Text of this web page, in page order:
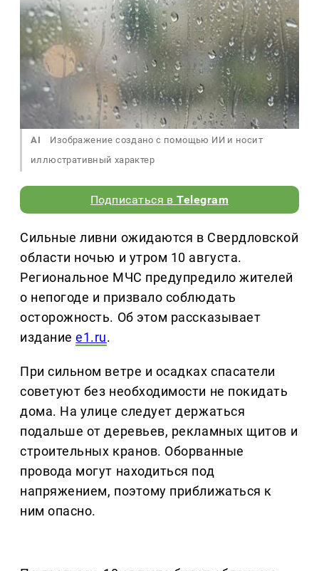
AI
Изображение создано с помощью ИИ и носит
иллюстративный характер
Подписаться вTelegram
Сильные ливни ожидаются в Свердловской
области ночью и утром 10 августа.
Региональное МЧС предупредило жителей
о непогоде и призвало соблюдать
осторожность. Об этом рассказывает
изданиеe1.ru.
При сильном ветре и осадках спасатели
советуют без необходимости не покидать
дома. На улице следует держаться
подальше от деревьев, рекламных щитов и
строительных кранов. Оборванные
провода могут находиться под
напряжением, поэтому приближаться к
ним опасно.